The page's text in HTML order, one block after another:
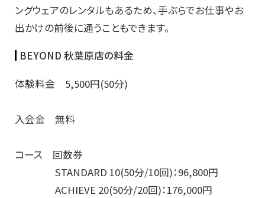
ングウェアのレンタルもあるため、手ぶらでお仕事やお
出かけの前後に通うこともできます。
BEYOND 秋葉原店の料金
体験料金 5,500円(50分)
入会金 無料
コース 回数券
STANDARD 10(50分/10回)：96,800円
ACHIEVE 20(50分/20回)：176,000円